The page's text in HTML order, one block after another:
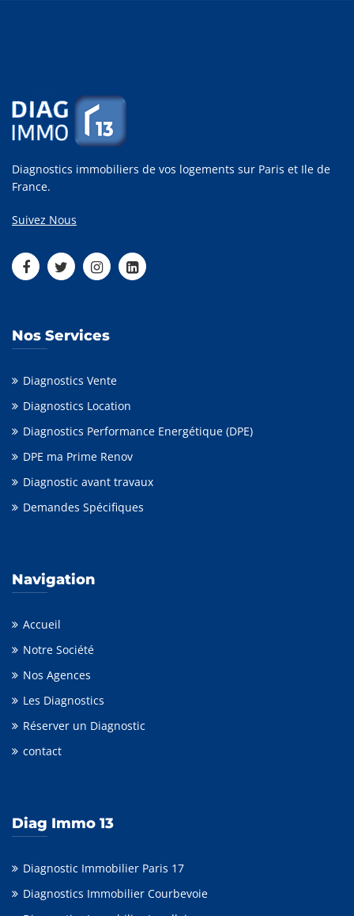
Diagnostics immobiliers de vos logements sur Paris et Ile de
France.
Suivez Nous
Nos Services
Diagnostics Vente
Diagnostics Location
Diagnostics Performance Energétique (DPE)
DPE ma Prime Renov
Diagnostic avant travaux
Demandes Spécifiques
Navigation
Accueil
Notre Société
Nos Agences
Les Diagnostics
Réserver un Diagnostic
contact
Diag Immo 13
Diagnostic Immobilier Paris 17
Diagnostics Immobilier Courbevoie